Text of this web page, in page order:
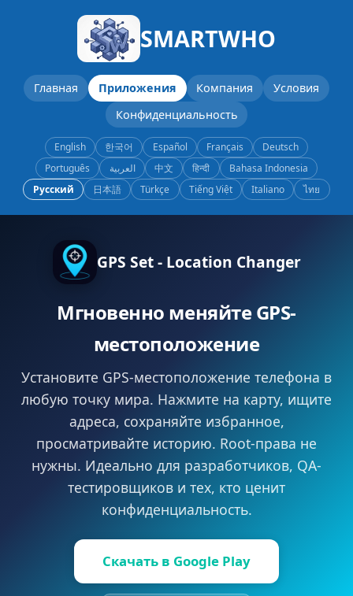
SMARTWHO
Главная Приложения Компания
Условия
Конфиденциальность
English 한국어 Español Français
Deutsch
Português
العربية 中文 हिन्दी
Bahasa Indonesia
Русский
日本語 Türkçe Tiếng Việt Italiano ไทย
GPS Set - Location Changer
Мгновенно меняйте GPS-
местоположение
Установите GPS-местоположение телефона в
любую точку мира. Нажмите на карту, ищите
адреса, сохраняйте избранное,
просматривайте историю. Root-права не
нужны. Идеально для разработчиков, QA-
тестировщиков и тех, кто ценит
конфиденциальность.
Скачать в Google Play